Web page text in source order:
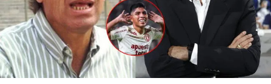
i
c
a
c
l
a
p
u
b
i